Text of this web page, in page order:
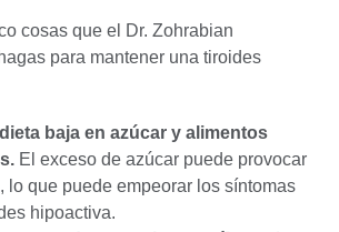
cosas que el Dr. Zohrabian
para mantener una tiroides
baja en azúcar y alimentos
El exceso de azúcar puede provocar
lo que puede empeorar los síntomas
hipoactiva.